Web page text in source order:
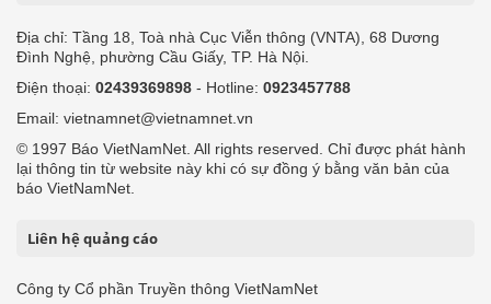
Địa chỉ: Tầng 18, Toà nhà Cục Viễn thông (VNTA), 68 Dương
Đình Nghệ, phường Cầu Giấy, TP. Hà Nội.
Điện thoại: 02439369898 - Hotline: 0923457788
Email: vietnamnet@vietnamnet.vn
© 1997 Báo VietNamNet. All rights reserved. Chỉ được phát hành
lại thông tin từ website này khi có sự đồng ý bằng văn bản của
báo VietNamNet.
Liên hệ quảng cáo
Công ty Cổ phần Truyền thông VietNamNet